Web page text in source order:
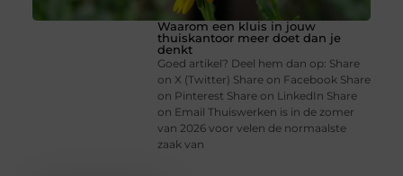
Waarom een kluis in jouw
thuiskantoor meer doet dan je
denkt
Goed artikel? Deel hem dan op: Share
on X (Twitter) Share on Facebook Share
on Pinterest Share on LinkedIn Share
on Email Thuiswerken is in de zomer
van 2026 voor velen de normaalste
zaak van